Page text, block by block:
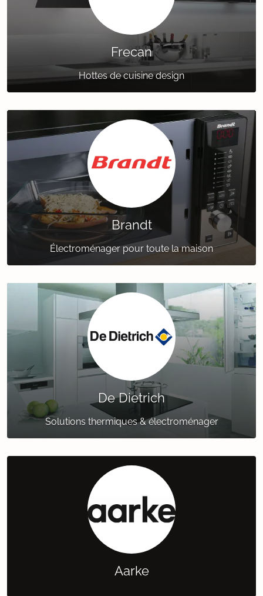
Frecan
Hottes de cuisine design
Brandt
Électroménager pour toute la maison
De Dietrich
Solutions thermiques & électroménager
Aarke